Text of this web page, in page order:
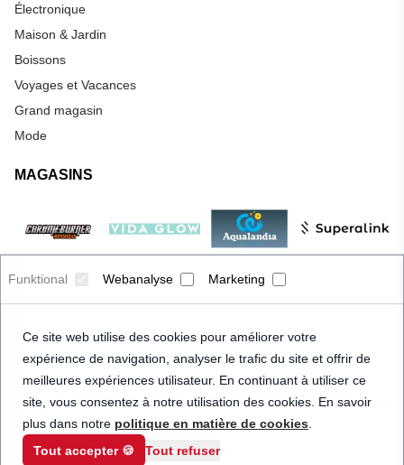
Funktional Webanalyse Marketing
Ce site web utilise des cookies pour améliorer votre
expérience de navigation, analyser le trafic du site et offrir de
meilleures expériences utilisateur. En continuant à utiliser ce
site, vous consentez à notre utilisation des cookies. En savoir
plus dans notre politique en matière de cookies
Tout accepter 🍪
Tout refuser
Électronique
Maison & Jardin
Boissons
Voyages et Vacances
Grand magasin
Mode
MAGASINS
© 2026 Priceindanger. Tous droits réservés.